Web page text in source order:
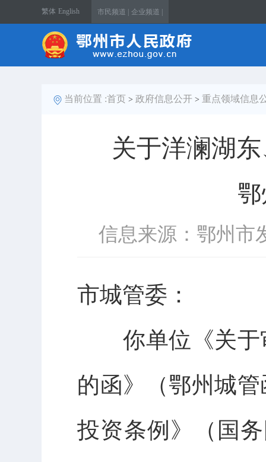
繁体 English 市民频道 | 企业频道 |
当前位置 :首页 > 政府信息公开 > 重点领域信息
关于洋澜湖
信息来源：鄂州市
市城管委：
你单位《关
的函》（鄂州城
投资条例》（国